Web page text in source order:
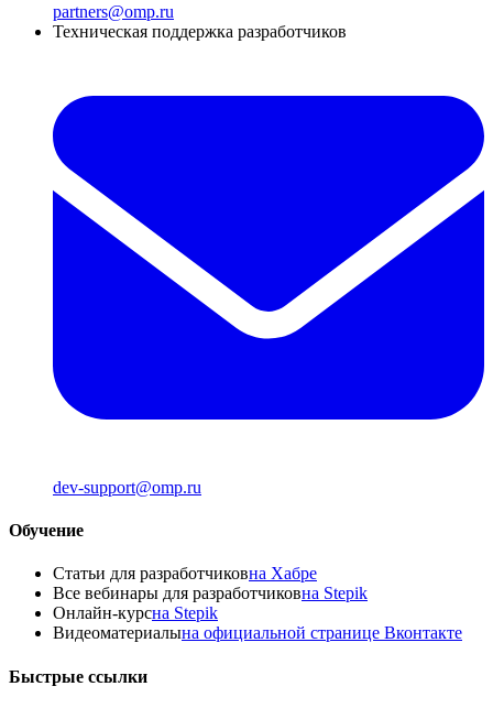
partners@omp.ru
Техническая поддержка разработчиков
dev-support@omp.ru
Обучение
Статьи для разработчиковна Хабре
Все вебинары для разработчиковна Stepik
Онлайн-курсна Stepik
Видеоматериалына официальной странице Вконтакте
Быстрые ссылки